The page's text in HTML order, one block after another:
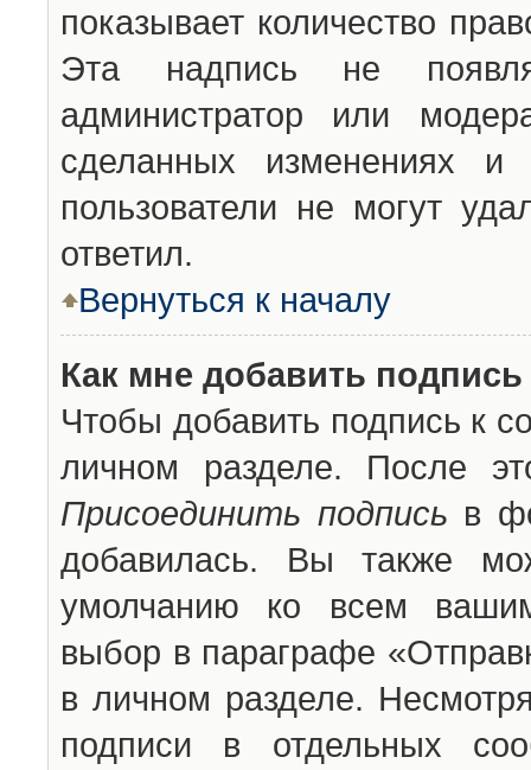
показывает количество
Эта надпись не
администратор или
сделанных изменениях
пользователи не могут
ответил.
Вернуться к началу
Как мне добавить
Чтобы добавить подпись к
личном разделе. После
Присоединить подпись в
добавилась. Вы также
умолчанию ко всем
выбор в параграфе
в личном разделе.
подписи в отдельных